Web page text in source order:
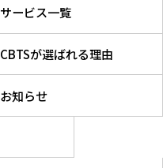
サービス一覧
CBTSが選ばれる理由
お知らせ